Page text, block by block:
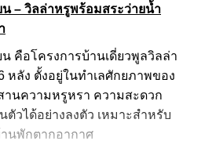
น – วิลล่าหรูพร้อมสระว่ายน้ำ
น คือโครงการบ้านเดี่ยวพูลวิลล่า
หลัง ตั้งอยู่ในทำเลศักยภาพของ
านความหรูหรา ความสะดวก
ตัวได้อย่างลงตัว เหมาะสำหรับ
นพักตากอากาศ